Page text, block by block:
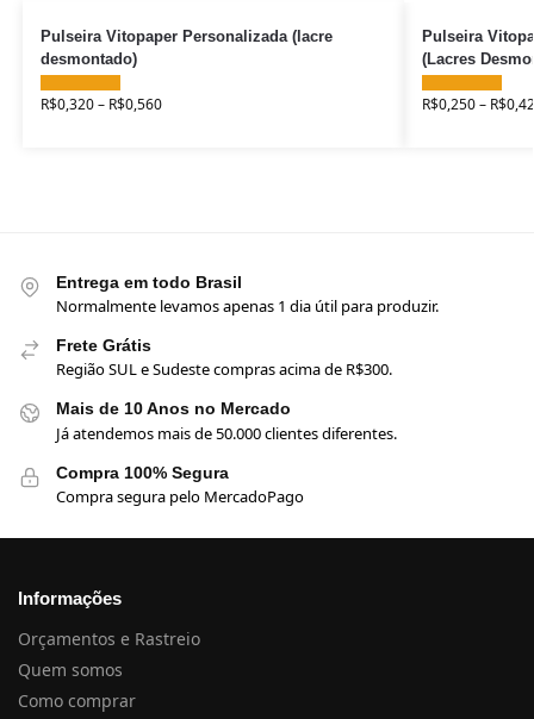
Pulseira Vitopaper Personalizada (lacre
desmontado)
R$0,320– R$0,560
Pulseira
(Lacres
R$0,250– R$
Entrega em todo Brasil
Normalmente levamos apenas 1 dia útil para produzir.
Frete Grátis
Região SUL e Sudeste compras acima de R$300.
Mais de 10 Anos no Mercado
Já atendemos mais de 50.000 clientes diferentes.
Compra 100% Segura
Compra segura pelo MercadoPago
Informações
Orçamentos e Rastreio
Quem somos
Como comprar